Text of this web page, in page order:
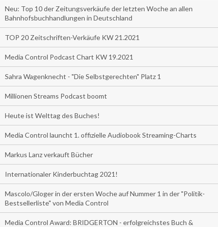
Neu: Top 10 der Zeitungsverkäufe der letzten Woche an allen
Bahnhofsbuchhandlungen in Deutschland
TOP 20 Zeitschriften-Verkäufe KW 21.2021
Media Control Podcast Chart KW 19.2021
Sahra Wagenknecht - "Die Selbstgerechten" Platz 1
Millionen Streams Podcast boomt
Heute ist Welttag des Buches!
Media Control launcht 1. offizielle Audiobook Streaming-Charts
Markus Lanz verkauft Bücher
Internationaler Kinderbuchtag 2021!
Mascolo/Gloger in der ersten Woche auf Nummer 1 in der "Politik-
Bestsellerliste" von Media Control
Media Control Award: BRIDGERTON - erfolgreichstes Buch &